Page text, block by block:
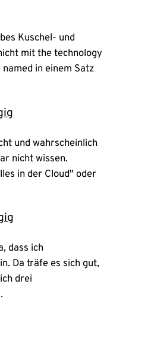
Kuschel- und
mit the technology
in einem Satz
und wahrscheinlich
nicht wissen.
in der Cloud" oder
dass ich
Da träfe es sich gut,
drei